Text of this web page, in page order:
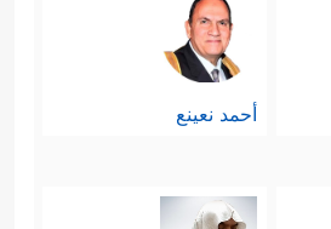
أحمد نعينع